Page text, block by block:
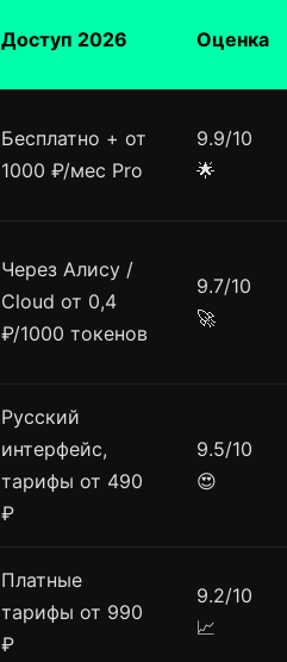
Доступ 2026 Оценка
Бесплатно + от
1000 ₽/мес Pro
9.9/10
🌟
Через Алису /
Cloud от 0,4
₽/1000 токенов
9.7/10
🚀
Русский
интерфейс,
тарифы от 490
₽
9.5/10
😍
Платные
тарифы от 990
₽
9.2/10
📈